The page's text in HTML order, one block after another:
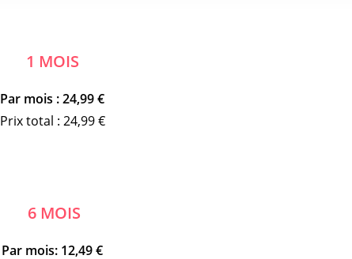
1 MOIS
Par mois : 24,99 €
Prix total : 24,99 €
6 MOIS
Par mois: 12,49 €